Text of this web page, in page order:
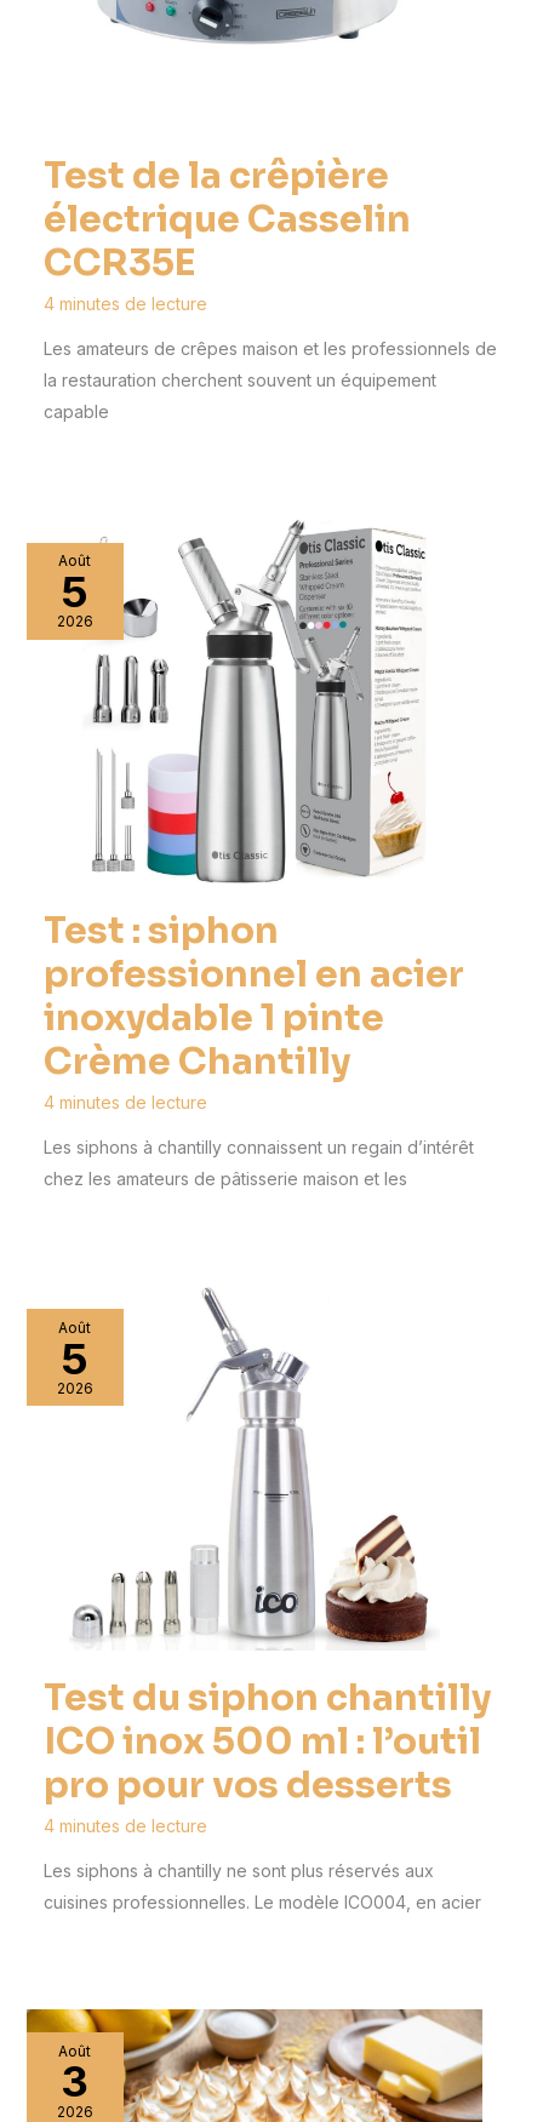
Test de la crêpière
électrique Casselin
CCR35E
4 minutes de lecture
Les amateurs de crêpes maison et les professionnels de
la restauration cherchent souvent un équipement
capable
Août
5
2026
Test : siphon
professionnel en acier
inoxydable 1 pinte
Crème Chantilly
4 minutes de lecture
Les siphons à chantilly connaissent un regain d’intérêt
chez les amateurs de pâtisserie maison et les
Août
5
2026
Test du siphon chantilly
ICO inox 500 ml : l’outil
pro pour vos desserts
4 minutes de lecture
Les siphons à chantilly ne sont plus réservés aux
cuisines professionnelles. Le modèle ICO004, en acier
Août
3
2026